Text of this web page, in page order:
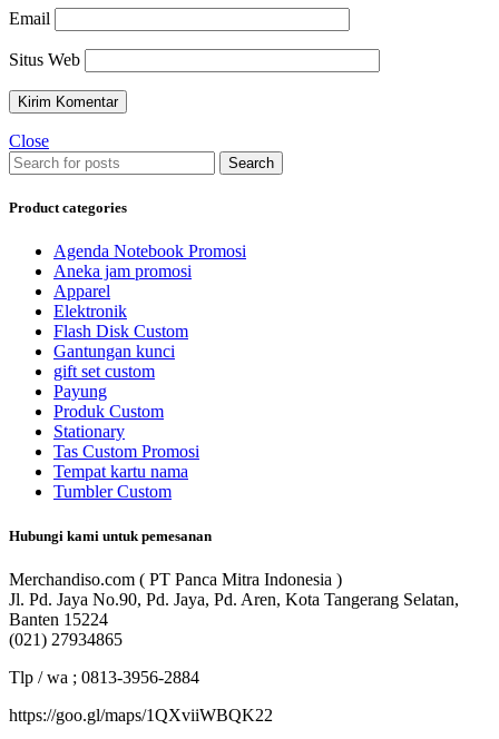
Email
Situs Web
Close
Search
Product categories
Agenda Notebook Promosi
Aneka jam promosi
Apparel
Elektronik
Flash Disk Custom
Gantungan kunci
gift set custom
Payung
Produk Custom
Stationary
Tas Custom Promosi
Tempat kartu nama
Tumbler Custom
Hubungi kami untuk pemesanan
Merchandiso.com ( PT Panca Mitra Indonesia )
Jl. Pd. Jaya No.90, Pd. Jaya, Pd. Aren, Kota Tangerang Selatan,
Banten 15224
(021) 27934865
Tlp / wa ; 0813-3956-2884
https://goo.gl/maps/1QXviiWBQK22